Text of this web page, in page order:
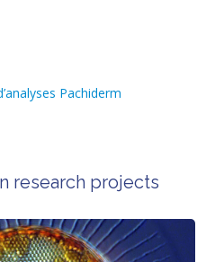
Pachiderm
research projects